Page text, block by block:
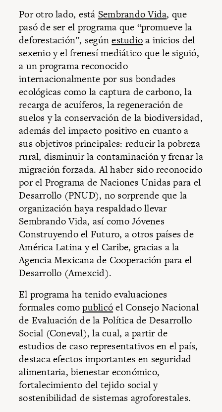
Por otro lado, está Sembrando Vida, que
pasó de ser el programa que “promueve la
deforestación”, segúnestudioa inicios del
sexenio y el frenesí mediático que le siguió,
a un programa reconocido
internacionalmente por sus bondades
ecológicas como la captura de carbono, la
recarga de acuíferos, la regeneración de
suelos y la conservación de la biodiversidad,
además del impacto positivo en cuanto a
sus objetivos principales: reducir la pobreza
rural, disminuir la contaminación y frenar la
migración forzada. Al haber sido reconocido
por el Programa de Naciones Unidas para el
Desarrollo (PNUD), no sorprende que la
organización haya respaldado llevar
Sembrando Vida, así como Jóvenes
Construyendo el Futuro, a otros países de
América Latina y el Caribe, gracias a la
Agencia Mexicana de Cooperación para el
Desarrollo (Amexcid).
El programa ha tenido evaluaciones
formales comopublicóel Consejo Nacional
de Evaluación de la Política de Desarrollo
Social (Coneval), la cual, a partir de
estudios de caso representativos en el país,
destaca efectos importantes en seguridad
alimentaria, bienestar económico,
fortalecimiento del tejido social y
sostenibilidad de sistemas agroforestales.